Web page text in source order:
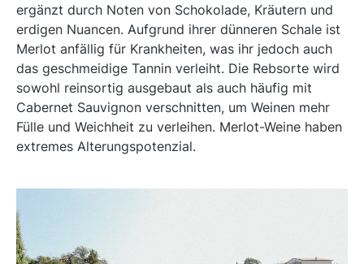
ergänzt durch Noten von Schokolade, Kräutern und
erdigen Nuancen. Aufgrund ihrer dünneren Schale ist
Merlot anfällig für Krankheiten, was ihr jedoch auch
das geschmeidige Tannin verleiht. Die Rebsorte wird
sowohl reinsortig ausgebaut als auch häufig mit
Cabernet Sauvignon verschnitten, um Weinen mehr
Fülle und Weichheit zu verleihen. Merlot-Weine haben
extremes Alterungspotenzial.